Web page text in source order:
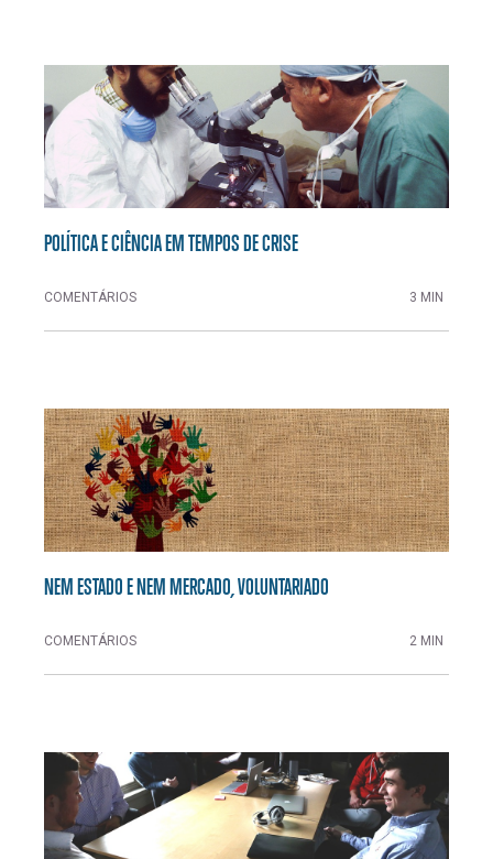
POLÍTICA E CIÊNCIA EM TEMPOS DE CRISE
COMENTÁRIOS 3 MIN
NEM ESTADO E NEM MERCADO, VOLUNTARIADO
COMENTÁRIOS 2 MIN